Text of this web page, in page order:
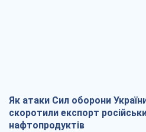
Як атаки Сил оборони
скоротили експорт
нафтопродуктів